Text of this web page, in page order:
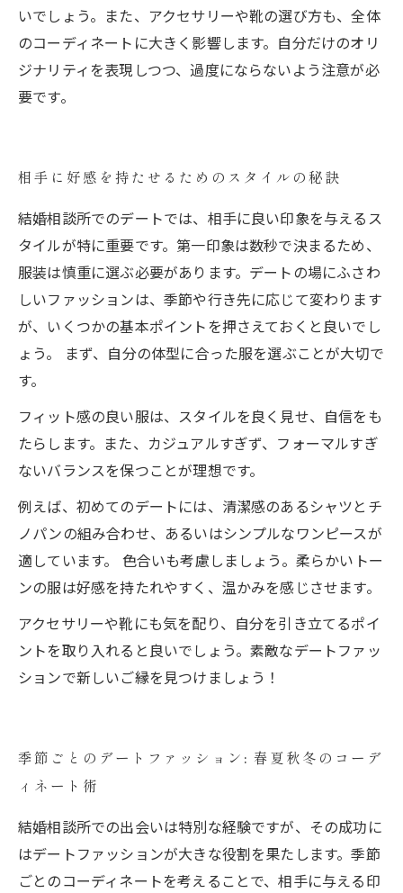
いでしょう。また、アクセサリーや靴の選び方も、全体
のコーディネートに大きく影響します。自分だけのオリ
ジナリティを表現しつつ、過度にならないよう注意が必
要です。
相手に好感を持たせるためのスタイルの秘訣
結婚相談所でのデートでは、相手に良い印象を与えるス
タイルが特に重要です。第一印象は数秒で決まるため、
服装は慎重に選ぶ必要があります。デートの場にふさわ
しいファッションは、季節や行き先に応じて変わります
が、いくつかの基本ポイントを押さえておくと良いでし
ょう。 まず、自分の体型に合った服を選ぶことが大切で
す。
フィット感の良い服は、スタイルを良く見せ、自信をも
たらします。また、カジュアルすぎず、フォーマルすぎ
ないバランスを保つことが理想です。
例えば、初めてのデートには、清潔感のあるシャツとチ
ノパンの組み合わせ、あるいはシンプルなワンピースが
適しています。 色合いも考慮しましょう。柔らかいトー
ンの服は好感を持たれやすく、温かみを感じさせます。
アクセサリーや靴にも気を配り、自分を引き立てるポイ
ントを取り入れると良いでしょう。素敵なデートファッ
ションで新しいご縁を見つけましょう！
季節ごとのデートファッション: 春夏秋冬のコーデ
ィネート術
結婚相談所での出会いは特別な経験ですが、その成功に
はデートファッションが大きな役割を果たします。季節
ごとのコーディネートを考えることで、相手に与える印